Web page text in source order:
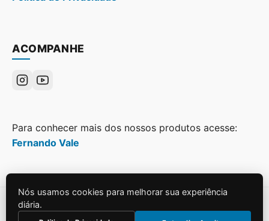
ACOMPANHE
Para conhecer mais dos nossos produtos acesse:
Fernando Vale
© 2026Grupo Web Pan. Todos os direitos reservados.
Nós usamos cookies para melhorar sua experiência
diária.